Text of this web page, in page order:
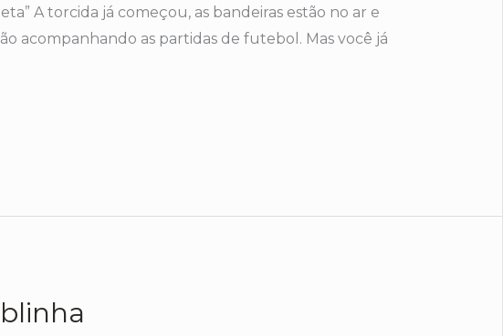
A torcida já começou, as bandeiras estão no ar e
acompanhando as partidas de futebol. Mas você já